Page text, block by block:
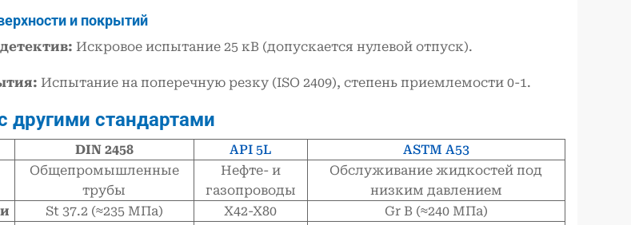
и покрытий
Искровое испытание 25 кВ (допускается нулевой отпуск).
Испытание на поперечную резку (ISO 2409), степень приемлемости 0-1.
другими стандартами
DIN 2458 API 5L
ASTM A53
Общепромышленные
трубы
Нефте- и
газопроводы
Обслуживание жидкостей под
низким давлением
St 37.2 (≈235 МПа) X42-X80
Gr B (≈240 МПа)